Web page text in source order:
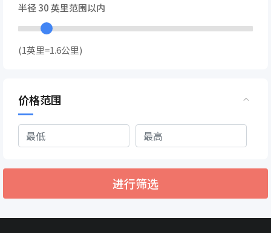
半径30英里范围以内
(1英里=1.6公里)
价格范围
进行筛选